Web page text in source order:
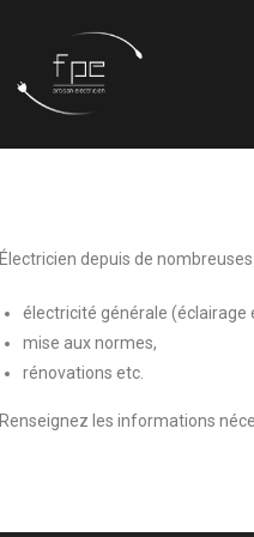
Électricien depuis de
électricité générale (éclairage
mise aux normes,
rénovations etc.
Renseignez les informations